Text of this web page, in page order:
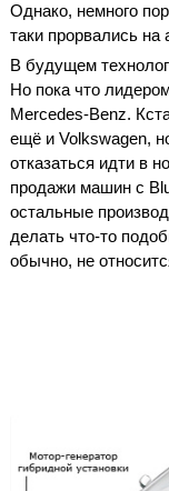
Однако, немного
таки прорвались
В будущем
Но пока что
Mercedes-Benz.
ещё и Volkswagen,
отказаться идти в
продажи машин с
остальные
делать что-то
обычно, не